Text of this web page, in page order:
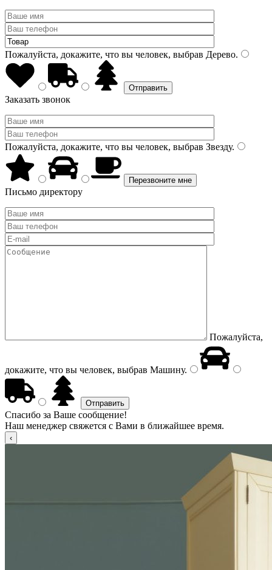
Пожалуйста, докажите, что вы человек, выбрав Дерево.
Заказать звонок
Пожалуйста, докажите, что вы человек, выбрав Звезду.
Письмо директору
Пожалуйста,
докажите, что вы человек, выбрав Машину.
Спасибо за Ваше сообщение!
Наш менеджер свяжется с Вами в ближайшее время.